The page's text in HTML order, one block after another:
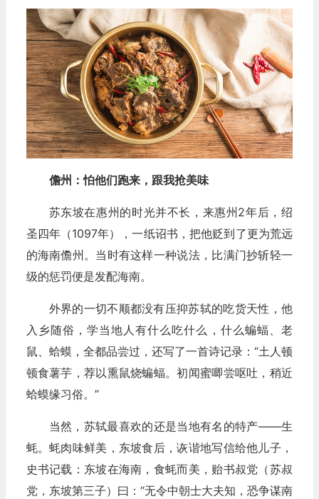
儋州：怕他们跑来，跟我抢美味
苏东坡在惠州的时光并不长，来惠州2年后，绍
圣四年（1097年），一纸诏书，把他贬到了更为荒远
的海南儋州。当时有这样一种说法，比满门抄斩轻一
级的惩罚便是发配海南。
外界的一切不顺都没有压抑苏轼的吃货天性，他
入乡随俗，学当地人有什么吃什么，什么蝙蝠、老
鼠、蛤蟆，全都品尝过，还写了一首诗记录：“土人顿
顿食薯芋，荐以熏鼠烧蝙蝠。初闻蜜唧尝呕吐，稍近
蛤蟆缘习俗。”
当然，苏轼最喜欢的还是当地有名的特产——生
蚝。蚝肉味鲜美，东坡食后，诙谐地写信给他儿子，
史书记载：东坡在海南，食蚝而美，贻书叔党（苏叔
党，东坡第三子）曰：“无令中朝士大夫知，恐争谋南